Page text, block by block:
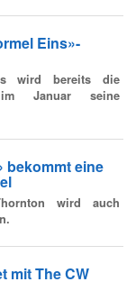
Eins»-
wird bereits die
Januar seine
bekommt eine
wird auch
mit The CW